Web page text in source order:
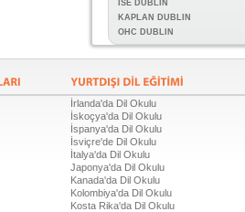
ISE DUBLIN
KAPLAN DUBLIN
OHC DUBLIN
İrlanda'da Dil Okulu
İskoçya'da Dil Okulu
İspanya'da Dil Okulu
İsviçre'de Dil Okulu
İtalya'da Dil Okulu
Japonya'da Dil Okulu
Kanada'da Dil Okulu
Kolombiya'da Dil Okulu
Kosta Rika'da Dil Okulu